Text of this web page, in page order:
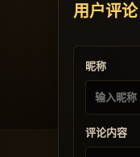
用户评论
昵称
评论内容